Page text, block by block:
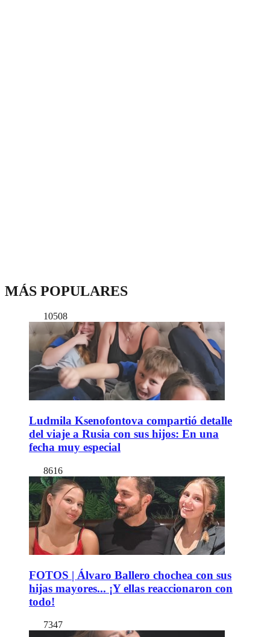
MÁS POPULARES
10508
Ludmila Ksenofontova compartió detalle
del viaje a Rusia con sus hijos: En una
fecha muy especial
8616
FOTOS | Álvaro Ballero chochea con sus
hijas mayores... ¡Y ellas reaccionaron con
todo!
7347